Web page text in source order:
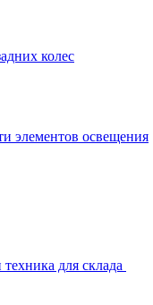
колес
элементов освещения
для склада